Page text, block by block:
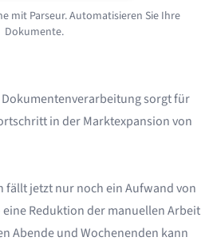
mit Parseur. Automatisieren Sie Ihre
Dokumente.
sorgt für
in der Marktexpansion von
fällt jetzt nur noch ein Aufwand von
eine Reduktion der manuellen Arbeit
Abende und Wochenenden kann